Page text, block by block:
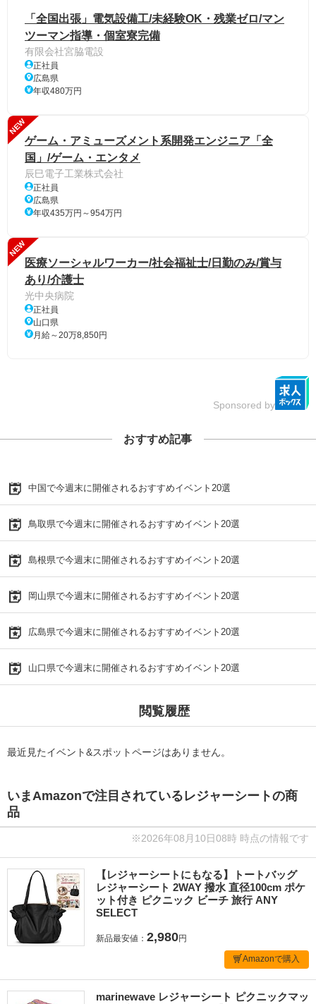
「全国出張」電気設備工/未経験OK・残業ゼロ/マン
ツーマン指導・個室寮完備
有限会社宮脇電設
正社員
広島県
年収480万円
NEW
ゲーム・アミューズメント系開発エンジニア「全
国」/ゲーム・エンタメ
辰巳電子工業株式会社
正社員
広島県
年収435万円～954万円
NEW
医療ソーシャルワーカー/社会福祉士/日勤のみ/賞与
あり/介護士
光中央病院
正社員
山口県
月給～20万8,850円
Sponsored by
おすすめ記事
中国で今週末に開催されるおすすめイベント20選
鳥取県で今週末に開催されるおすすめイベント20選
島根県で今週末に開催されるおすすめイベント20選
岡山県で今週末に開催されるおすすめイベント20選
広島県で今週末に開催されるおすすめイベント20選
山口県で今週末に開催されるおすすめイベント20選
閲覧履歴
最近見たイベント&スポットページはありません。
いまAmazonで注目されているレジャーシートの商
品
※2026年08月10日08時 時点の情報です
【レジャーシートにもなる】トートバッグ
レジャーシート 2WAY 撥水 直径100cm ポケ
ット付き ピクニック ビーチ 旅行 ANY
SELECT
新品最安値： 2,980円
Amazonで購入
marinewave レジャーシート ピクニックマッ